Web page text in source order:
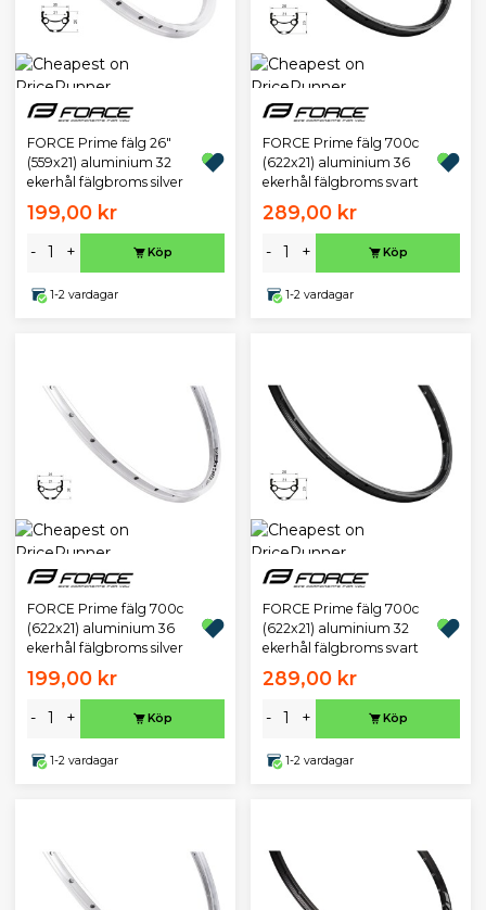
FORCE Prime fälg 26"
(559x21) aluminium 32
ekerhål fälgbroms silver
199,00 kr
- + Köp
1-2 vardagar
FORCE Prime fälg 700c
(622x21) aluminium 36
ekerhål fälgbroms svart
289,00 kr
- + Köp
1-2 vardagar
FORCE Prime fälg 700c
(622x21) aluminium 36
ekerhål fälgbroms silver
199,00 kr
- + Köp
1-2 vardagar
FORCE Prime fälg 700c
(622x21) aluminium 32
ekerhål fälgbroms svart
289,00 kr
- + Köp
1-2 vardagar